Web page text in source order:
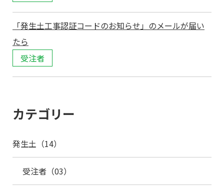
「発生土工事認証コードのお知らせ」のメールが届い
たら
受注者
カテゴリー
発生土（14）
受注者（03）